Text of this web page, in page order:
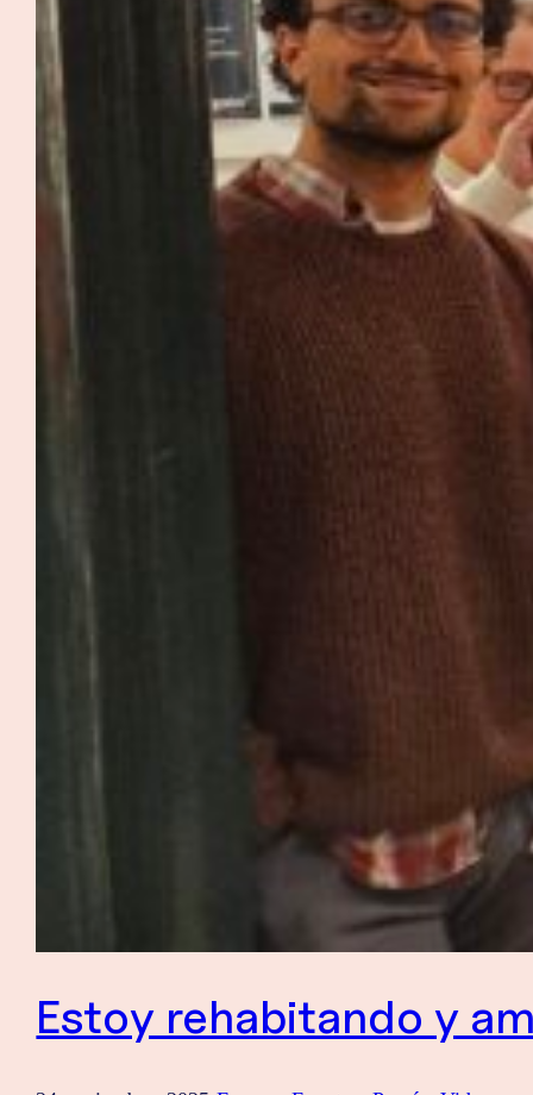
Estoy rehabitando y